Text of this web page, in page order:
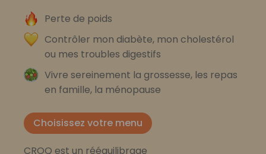
Perte de poids
Contrôler mon diabète, mon cholestérol
ou mes troubles digestifs
Vivre sereinement la grossesse, les repas
en famille, la ménopause
Choisissez votre menu
CROQ est un rééquilibrage